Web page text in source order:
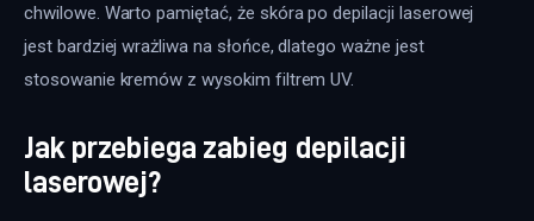
chwilowe. Warto pamiętać, że skóra po depilacji laserowej
jest bardziej wrażliwa na słońce, dlatego ważne jest
stosowanie kremów z wysokim filtrem UV.
Jak przebiega zabieg depilacji
laserowej?